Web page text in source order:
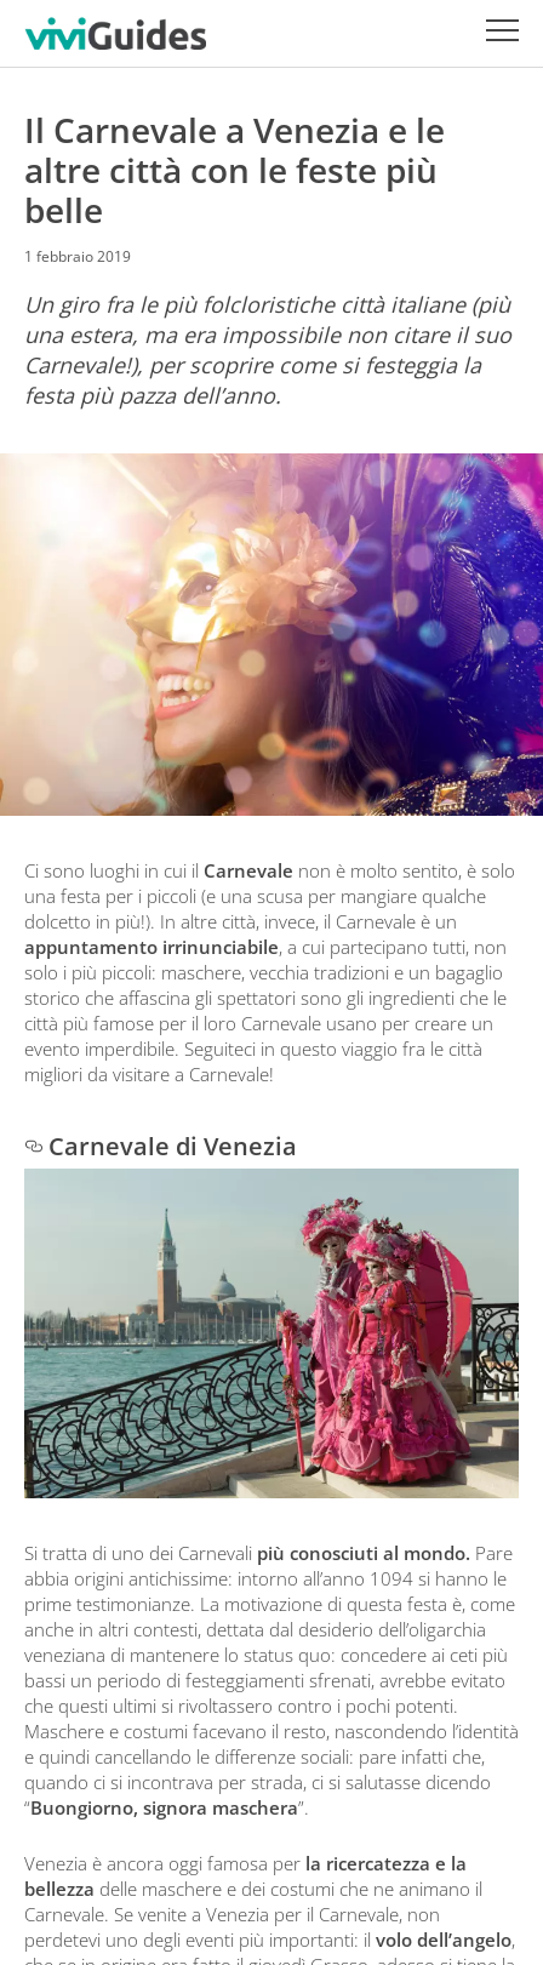
Il Carnevale a Venezia e le
altre città con le feste più
belle
1 febbraio 2019
Un giro fra le più folcloristiche città italiane (più
una estera, ma era impossibile non citare il suo
Carnevale!), per scoprire come si festeggia la
festa più pazza dell’anno.
Ci sono luoghi in cui il Carnevale non è molto sentito, è solo
una festa per i piccoli (e una scusa per mangiare qualche
dolcetto in più!). In altre città, invece, il Carnevale è un
appuntamento irrinunciabile, a cui partecipano tutti, non
solo i più piccoli: maschere, vecchia tradizioni e un bagaglio
storico che affascina gli spettatori sono gli ingredienti che le
città più famose per il loro Carnevale usano per creare un
evento imperdibile. Seguiteci in questo viaggio fra le città
migliori da visitare a Carnevale!
Carnevale di Venezia
Si tratta di uno dei Carnevali più conosciuti al mondo. Pare
abbia origini antichissime: intorno all’anno 1094 si hanno le
prime testimonianze. La motivazione di questa festa è, come
anche in altri contesti, dettata dal desiderio dell’oligarchia
veneziana di mantenere lo status quo: concedere ai ceti più
bassi un periodo di festeggiamenti sfrenati, avrebbe evitato
che questi ultimi si rivoltassero contro i pochi potenti.
Maschere e costumi facevano il resto, nascondendo l’identità
e quindi cancellando le differenze sociali: pare infatti che,
quando ci si incontrava per strada, ci si salutasse dicendo
“Buongiorno, signora maschera”.
Venezia è ancora oggi famosa per la ricercatezza e la
bellezza delle maschere e dei costumi che ne animano il
Carnevale. Se venite a Venezia per il Carnevale, non
perdetevi uno degli eventi più importanti: il volo dell’angelo,